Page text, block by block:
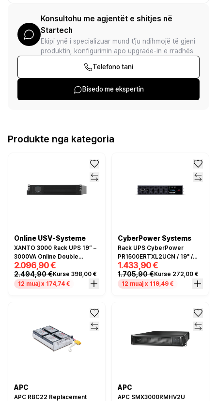
Konsultohu me agjentët e shitjes në
Startech
Ekipi ynë i specializuar mund t'ju ndihmojë të gjeni
produktin, konfigurimin apo upgrade-in e rradhës
Telefono tani
Bisedo me ekspertin
Produkte nga kategoria
Online USV-Systeme
XANTO 3000 Rack UPS 19” –
3000VA Online Double
Conversion UPS for Servers
& Network Infrastructure
2.096,90 €
2.494,90 €Kurse 398,00 €
12 muaj x 174,74 €
CyberPower Systems
Rack UPS CyberPower
PR1500ERTXL2UCN / 19" /
1500W / Line‑Interactive
1.433,90 €
1.705,90 €Kurse 272,00 €
12 muaj x 119,49 €
APC
APC RBC22 Replacement
APC
APC SMX3000RMHV2U